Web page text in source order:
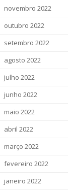
novembro 2022
outubro 2022
setembro 2022
agosto 2022
julho 2022
junho 2022
maio 2022
abril 2022
março 2022
fevereiro 2022
janeiro 2022